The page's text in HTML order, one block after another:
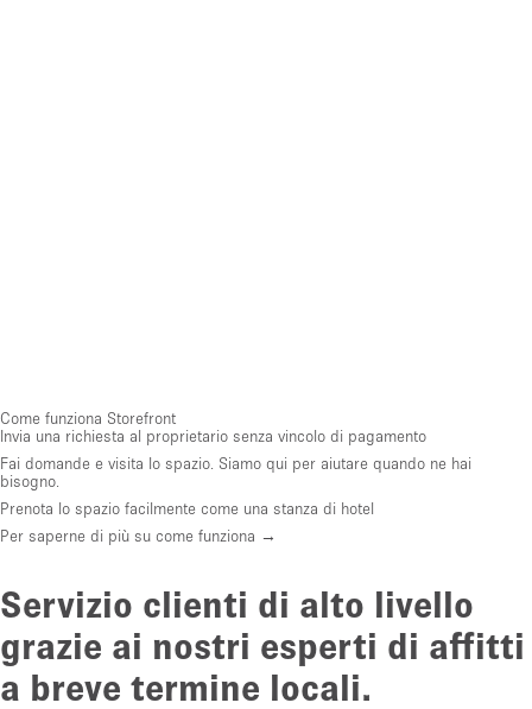
Come funziona Storefront
Invia una richiesta al proprietario senza vincolo di pagamento
Fai domande e visita lo spazio. Siamo qui per aiutare quando ne hai
bisogno.
Prenota lo spazio facilmente come una stanza di hotel
Per saperne di più su come funziona →
Servizio clienti di alto livello
grazie ai nostri esperti di affitti
a breve termine locali.